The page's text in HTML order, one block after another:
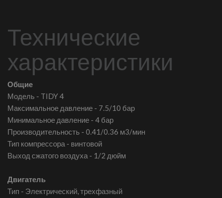
Технические
характеристики
Общие
Модель - TIDY 4
Максимальное давление - 7.5/10 бар
Минимальное давление - 4 бар
Производительность - 0.41/0.36 м3/мин
Тип компрессора - винтовой
Выход сжатого воздуха - 1/2 дюйм
Двигатель
Тип - Электрический, трехфазный